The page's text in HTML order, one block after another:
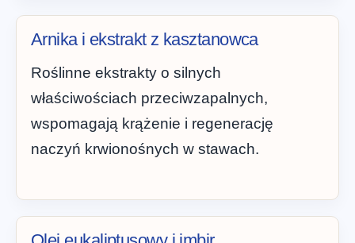
Arnika i ekstrakt z kasztanowca
Roślinne ekstrakty o silnych
właściwościach przeciwzapalnych,
wspomagają krążenie i regenerację
naczyń krwionośnych w stawach.